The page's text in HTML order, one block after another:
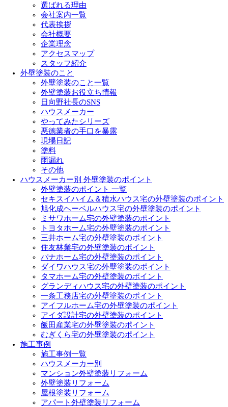
選ばれる理由
会社案内一覧
代表挨拶
会社概要
企業理念
アクセスマップ
スタッフ紹介
外壁塗装のこと
外壁塗装のこと一覧
外壁塗装お役立ち情報
日向野社長のSNS
ハウスメーカー
やってみたシリーズ
悪徳業者の手口を暴露
現場日記
塗料
雨漏れ
その他
ハウスメーカー別 外壁塗装のポイント
外壁塗装のポイント 一覧
セキスイハイム＆積水ハウス宅の外壁塗装のポイント
旭化成ヘーベルハウス宅の外壁塗装のポイント
ミサワホーム宅の外壁塗装のポイント
トヨタホーム宅の外壁塗装のポイント
三井ホーム宅の外壁塗装のポイント
住友林業宅の外壁塗装のポイント
パナホーム宅の外壁塗装のポイント
ダイワハウス宅の外壁塗装のポイント
タマホーム宅の外壁塗装のポイント
グランディハウス宅の外壁塗装のポイント
一条工務店宅の外壁塗装のポイント
アイフルホーム宅の外壁塗装のポイント
アイダ設計宅の外壁塗装のポイント
飯田産業宅の外壁塗装のポイント
むぎくら宅の外壁塗装のポイント
施工事例
施工事例一覧
ハウスメーカー別
マンション外壁塗装リフォーム
外壁塗装リフォーム
屋根塗装リフォーム
アパート外壁塗装リフォーム